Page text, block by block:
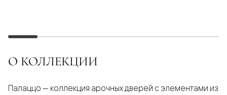
О КОЛЛЕКЦИИ
Палаццо — коллекция арочных дверей с элементами из